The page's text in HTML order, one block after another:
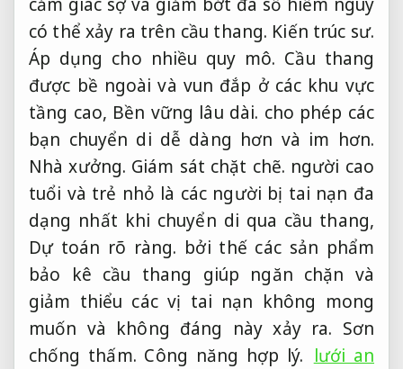
có thể xảy ra trên cầu thang. Kiến trúc sư.
Áp dụng cho nhiều quy mô. Cầu thang
được bề ngoài và vun đắp ở các khu vực
tầng cao, Bền vững lâu dài. cho phép các
bạn chuyển di dễ dàng hơn và im hơn.
Nhà xưởng. Giám sát chặt chẽ. người cao
tuổi và trẻ nhỏ là các người bị tai nạn đa
dạng nhất khi chuyển di qua cầu thang,
Dự toán rõ ràng. bởi thế các sản phẩm
bảo kê cầu thang giúp ngăn chặn và
giảm thiểu các vị tai nạn không mong
muốn và không đáng này xảy ra. Sơn
chống thấm. Công năng hợp lý. lưới an